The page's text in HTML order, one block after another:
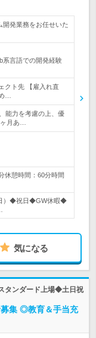
開発業務をお任せいた
系言語での開発経験
クト先 【雇入れ直
…
能力を考慮の上、優
月あ…
休憩時間：60分時間
）◆祝日◆GW休暇◆
気になる
タンダード上場◆土日祝
集 ◎教育＆手当充